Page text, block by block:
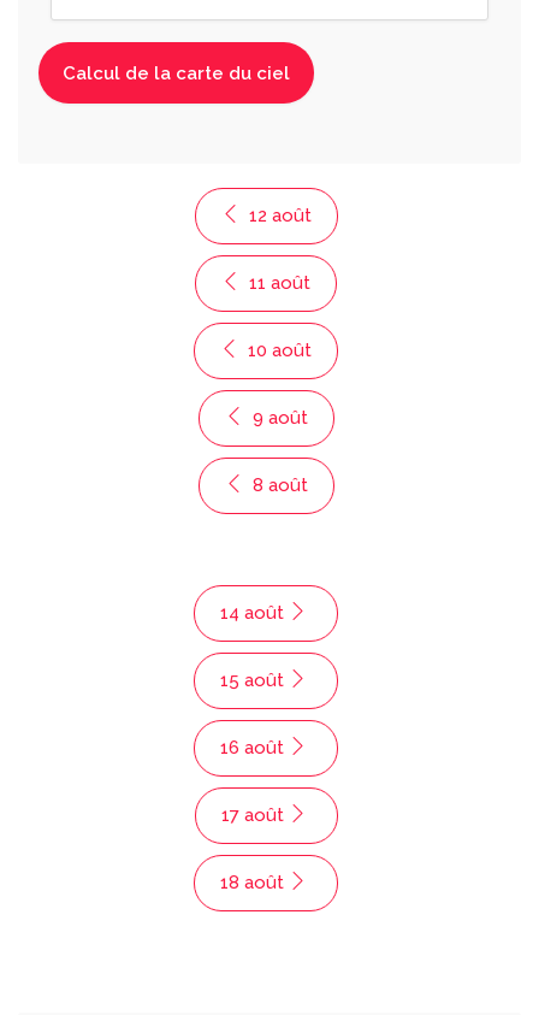
12 août
11 août
10 août
9 août
8 août
14 août
15 août
16 août
17 août
18 août